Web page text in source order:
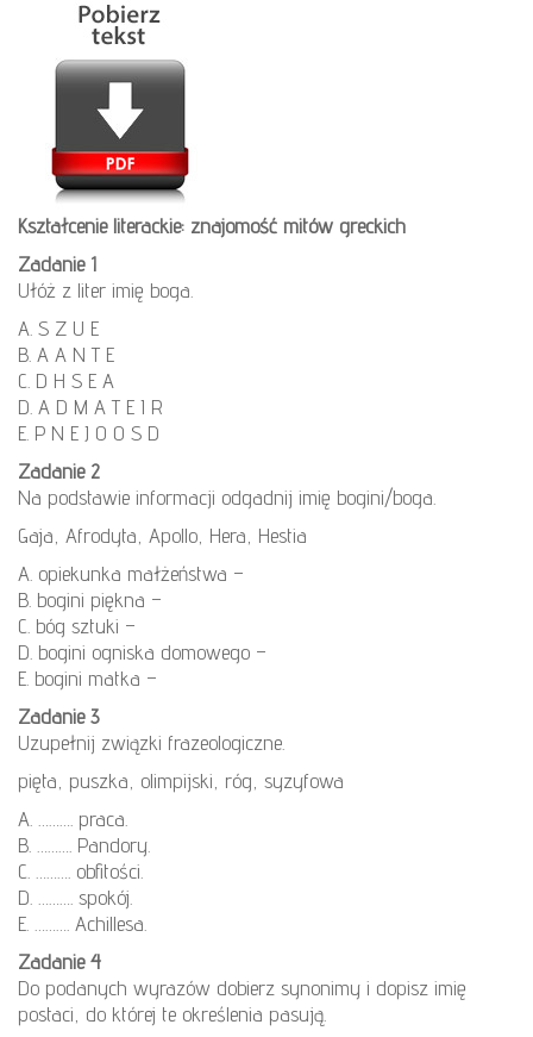
Kształcenie literackie: znajomość mitów greckich
Zadanie 1
Ułóż z liter imię boga.
A. S Z U E
B. A A N T E
C. D H S E A
D. A D M A T E I R
E. P N E J O O S D
Zadanie 2
Na podstawie informacji odgadnij imię bogini/boga.
Gaja, Afrodyta, Apollo, Hera, Hestia
A. opiekunka małżeństwa –
B. bogini piękna –
C. bóg sztuki –
D. bogini ogniska domowego –
E. bogini matka –
Zadanie 3
Uzupełnij związki frazeologiczne.
pięta, puszka, olimpijski, róg, syzyfowa
A. ………. praca.
B. ………. Pandory.
C. ………. obfitości.
D. ………. spokój.
E. ………. Achillesa.
Zadanie 4
Do podanych wyrazów dobierz synonimy i dopisz imię
postaci, do której te określenia pasują.